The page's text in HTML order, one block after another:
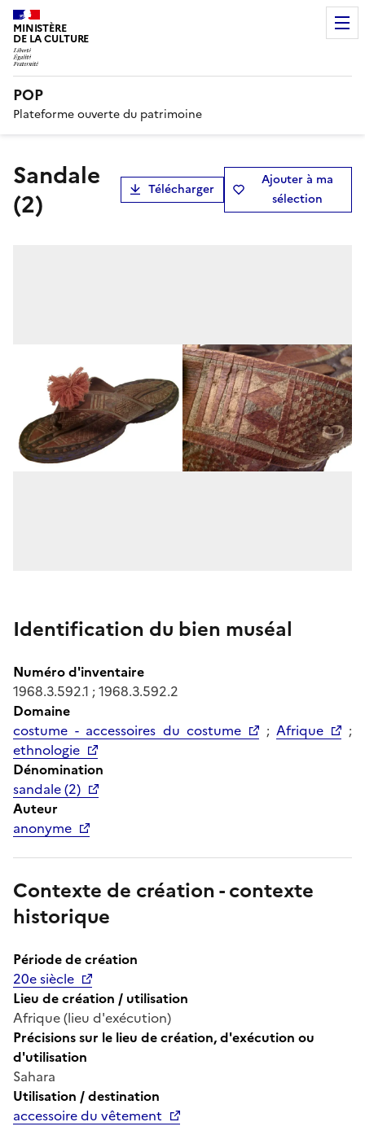
MINISTÈRE
DE LA CULTURE
POP
Plateforme ouverte du patrimoine
sandale
(2)
Télécharger
Ajouter à ma
sélection
Identification du bien muséal
Numéro d'inventaire
1968.3.592.1 ; 1968.3.592.2
Domaine
costume - accessoires du costume
;Afrique
;
ethnologie
Dénomination
sandale (2)
Auteur
anonyme
Contexte de création - contexte
historique
Période de création
20e siècle
Lieu de création / utilisation
Afrique (lieu d'exécution)
Précisions sur le lieu de création, d'exécution ou
d'utilisation
Sahara
Utilisation / destination
accessoire du vêtement